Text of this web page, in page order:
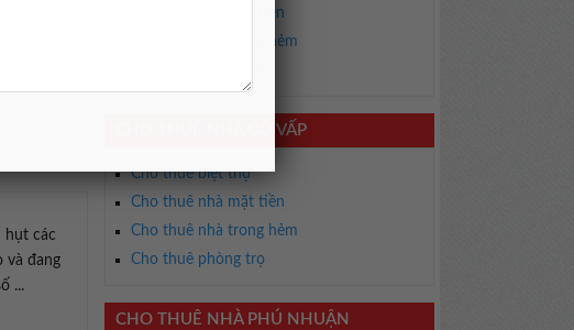
hụt các
và đang
...
Cho thuê nhà mặt tiền
Cho thuê nhà trong hẻm
CHO THUÊ NHÀ GÒ VẤP
Cho thuê biệt thự
Cho thuê nhà mặt tiền
Cho thuê nhà trong hẻm
Cho thuê phòng trọ
CHO THUÊ NHÀ PHÚ NHUẬN